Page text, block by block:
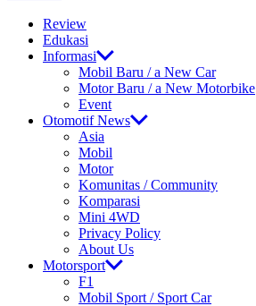
OtomotifNews.com
Review
Edukasi
Informasi
Mobil Baru / a New Car
Motor Baru / a New Motorbike
Event
Otomotif News
Asia
Mobil
Motor
Komunitas / Community
Komparasi
Mini 4WD
Privacy Policy
About Us
Motorsport
F1
Mobil Sport / Sport Car